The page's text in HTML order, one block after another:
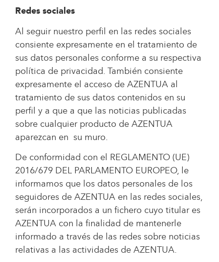
Redes sociales
Al seguir nuestro perfil en las redes sociales
consiente expresamente en el tratamiento de
sus datos personales conforme a su respectiva
política de privacidad. También consiente
expresamente el acceso de AZENTUA al
tratamiento de sus datos contenidos en su
perfil y a que a que las noticias publicadas
sobre cualquier producto de AZENTUA
aparezcan en su muro.
De conformidad con el REGLAMENTO (UE)
2016/679 DEL PARLAMENTO EUROPEO, le
informamos que los datos personales de los
seguidores de AZENTUA en las redes sociales,
serán incorporados a un fichero cuyo titular es
AZENTUA con la finalidad de mantenerle
informado a través de las redes sobre noticias
relativas a las actividades de AZENTUA.